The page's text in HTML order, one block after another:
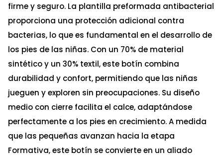
firme y seguro. La plantilla preformada antibacterial
proporciona una protección adicional contra
bacterias, lo que es fundamental en el desarrollo de
los pies de las niñas. Con un 70% de material
sintético y un 30% textil, este botín combina
durabilidad y confort, permitiendo que las niñas
jueguen y exploren sin preocupaciones. Su diseño
medio con cierre facilita el calce, adaptándose
perfectamente a los pies en crecimiento. A medida
que las pequeñas avanzan hacia la etapa
Formativa, este botín se convierte en un aliado